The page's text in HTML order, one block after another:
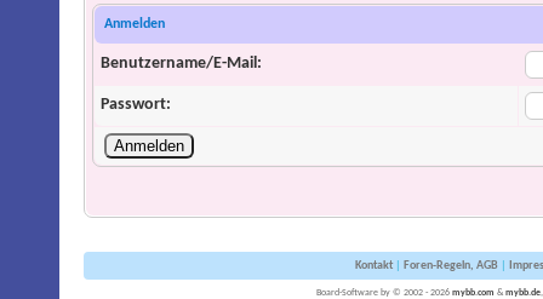
Anmelden
Benutzername/E-Mail:
Passwort:
Kontakt| Foren-Regeln, AGB|
Board-Software by © 2002 - 2026 mybb.com & mybb.de